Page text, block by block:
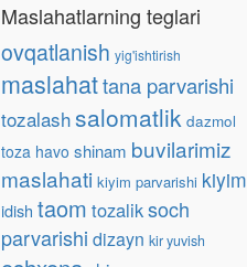
Maslahatlarning teglari
ovqatlanish yig'ishtirish
maslahattana parvarishi
tozalashsalomatlik dazmol
toza havo shinam buvilarimiz
maslahati kiyim parvarishi kiyim
idish taom tozaliksoch
parvarishi dizayn kir yuvish